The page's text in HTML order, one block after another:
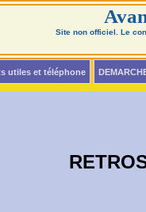
Site non officiel. Le
utiles et téléphone